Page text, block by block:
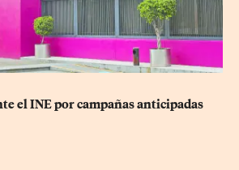
el INE por campañas anticipadas